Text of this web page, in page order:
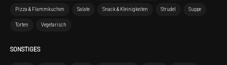
Pizza & Flammkuchen Salate Snack & Kleinigkeiten Strudel Suppe
Torten Vegetarisch
SONSTIGES